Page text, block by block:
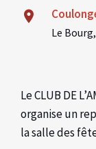
Le
Le CLUB DE
organise un
la salle des